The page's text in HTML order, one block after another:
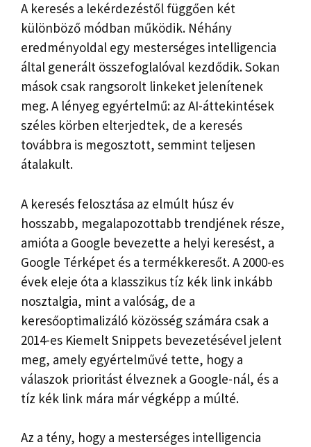
A keresés a lekérdezéstől függően két
különböző módban működik. Néhány
eredményoldal egy mesterséges intelligencia
által generált összefoglalóval kezdődik. Sokan
mások csak rangsorolt ​​linkeket jelenítenek
meg. A lényeg egyértelmű: az AI-áttekintések
széles körben elterjedtek, de a keresés
továbbra is megosztott, semmint teljesen
átalakult.
A keresés felosztása az elmúlt húsz év
hosszabb, megalapozottabb trendjének része,
amióta a Google bevezette a helyi keresést, a
Google Térképet és a termékkeresőt. A 2000-es
évek eleje óta a klasszikus tíz kék link inkább
nosztalgia, mint a valóság, de a
keresőoptimalizáló közösség számára csak a
2014-es Kiemelt Snippets bevezetésével jelent
meg, amely egyértelművé tette, hogy a
válaszok prioritást élveznek a Google-nál, és a
tíz kék link mára már végképp a múlté.
Az a tény, hogy a mesterséges intelligencia